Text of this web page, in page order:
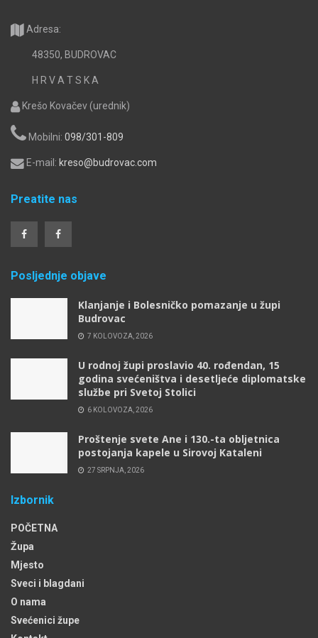
Adresa:
48350, BUDROVAC
H R V A T S K A
Krešo Kovačev (urednik)
Mobilni: 098/301-809
E-mail: kreso@budrovac.com
Preatite nas
Posljednje objave
Klanjanje i Bolesničko pomazanje u župi
Budrovac
7 KOLOVOZA, 2026
U rodnoj župi proslavio 40. rođendan, 15
godina svećeništva i desetljeće diplomatske
službe pri Svetoj Stolici
6 KOLOVOZA, 2026
Proštenje svete Ane i 130.-ta obljetnica
postojanja kapele u Sirovoj Kataleni
27 SRPNJA, 2026
Izbornik
POČETNA
Župa
Mjesto
Sveci i blagdani
O nama
Svećenici župe